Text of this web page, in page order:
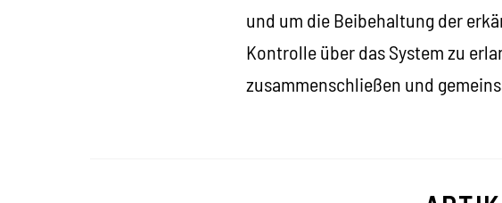
und um die Beibehaltung der
Kontrolle über das System zu
zusammenschließen und